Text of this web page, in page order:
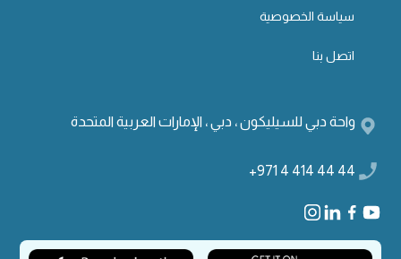
سياسة الخصوصية
اتصل بنا
واحة دبي للسيليكون ، دبي ، الإمارات العربية المتحدة
+971 4 414 44 44